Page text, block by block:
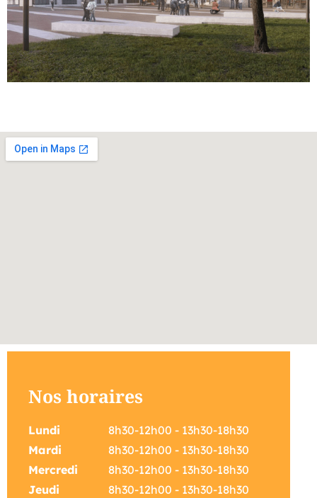
Nos horaires
Lundi
8h30-12h00 - 13h30-18h30
Mardi
8h30-12h00 - 13h30-18h30
Mercredi
8h30-12h00 - 13h30-18h30
Jeudi
8h30-12h00 - 13h30-18h30